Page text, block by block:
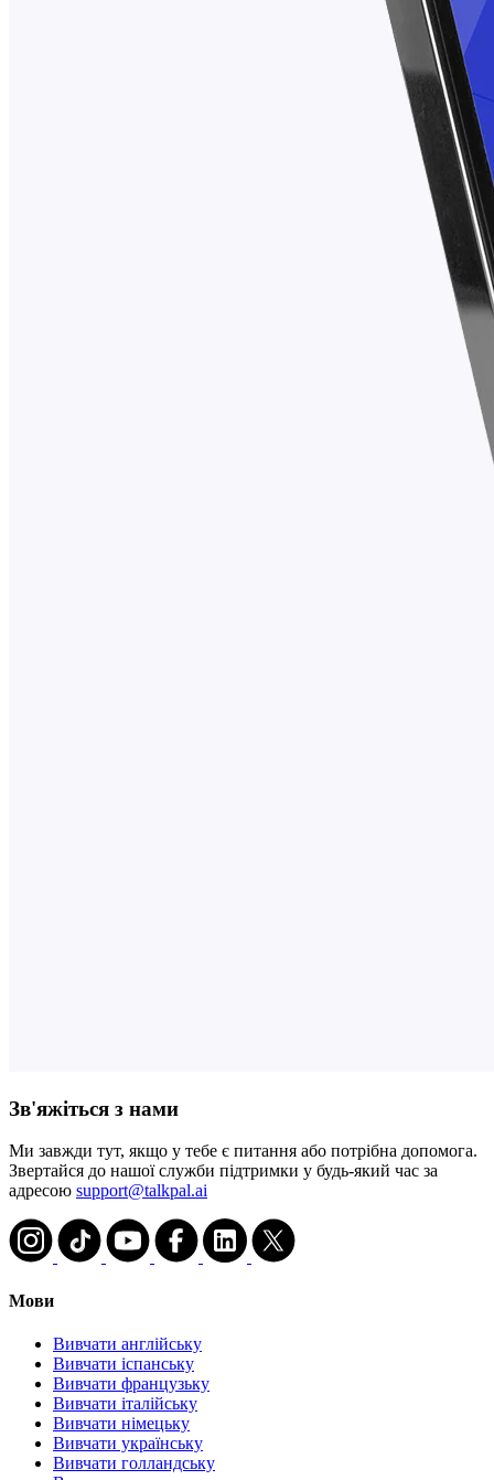
Зв'яжіться з нами
Ми завжди тут, якщо у тебе є питання або потрібна допомога.
Звертайся до нашої служби підтримки у будь-який час за
адресою support@talkpal.ai
Мови
Вивчати англійську
Вивчати іспанську
Вивчати французьку
Вивчати італійську
Вивчати німецьку
Вивчати українську
Вивчати голландську